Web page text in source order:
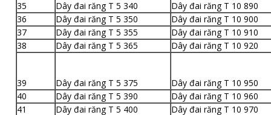
35 Dây đai răng T 5 340
Dây đai răng T 10 890
36
Dây đai răng T 5 350
Dây đai răng T 10 900
37
Dây đai răng T 5 355
Dây đai răng T 10 910
38
Dây đai răng T 5 365 Dây đai răng T 10 920
39 Dây đai răng T 5 375
Dây đai răng T 10 950
40
Dây đai răng T 5 390
Dây đai răng T 10 960
41
Dây đai răng T 5 400
Dây đai răng T 10 970